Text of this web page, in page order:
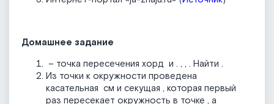
Домашнее задание
– точка пересечения хорд и . , , . Найти .
Из точки к окружности проведена
касательная см и секущая , которая первый
раз пересекает окружность в точке , а